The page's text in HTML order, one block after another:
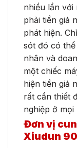
nhiều lần với
phải tiền giả
phát hiện.
sót đó có
nhân và
một chiếc
hiện tiền giả
rất cần thiết
nghiệp ở
Đơn vị
Xiudun